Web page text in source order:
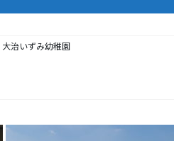
大治いずみ幼稚園